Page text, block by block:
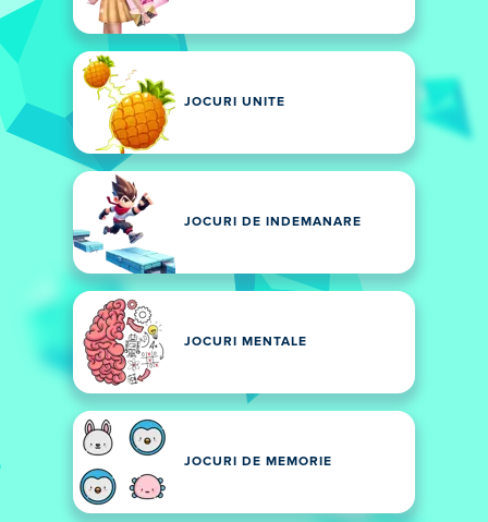
JOCURI UNITE
JOCURI DE INDEMANARE
JOCURI MENTALE
JOCURI DE MEMORIE